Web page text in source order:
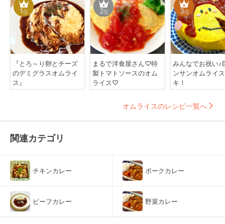
1位
『とろ～り卵とチーズ
のデミグラスオムライ
ス』
2位
まるで洋食屋さん♡特
製トマトソースのオム
ライス♡
3位
みんなでお祝い♪
ンサンオムライ
キ！
オムライスのレシピ一覧へ
関連カテゴリ
チキンカレー ポークカレー
ビーフカレー 野菜カレー